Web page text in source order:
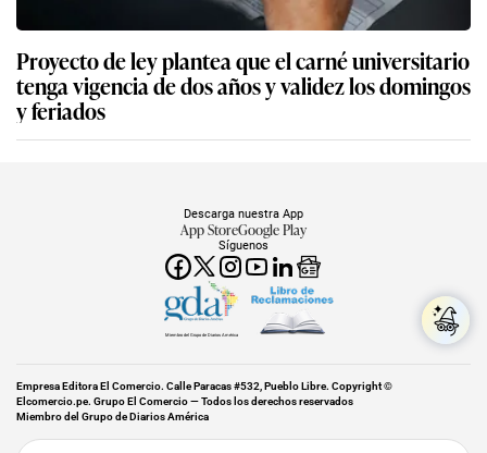
Proyecto de ley plantea que el carné universitario
tenga vigencia de dos años y validez los domingos
y feriados
Síguenos
Descarga nuestra App
App StoreGoogle Play
Miembro del Grupo de Diarios América
Empresa Editora El Comercio. Calle Paracas #532, Pueblo Libre. Copyright ©
Elcomercio.pe. Grupo El Comercio — Todos los derechos reservados
Miembro del Grupo de Diarios América